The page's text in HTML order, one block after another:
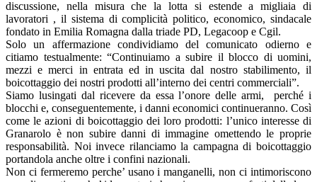
discussione, nella misura che la lotta si estende a migliaia di
lavoratori , il sistema di complicità politico, economico, sindacale
fondato in Emilia Romagna dalla triade PD, Legacoop e Cgil.
Solo un affermazione condividiamo del comunicato odierno e
citiamo testualmente: “Continuiamo a subire il blocco di uomini,
mezzi e merci in entrata ed in uscita dal nostro stabilimento, il
boicottaggio dei nostri prodotti all’interno dei centri commerciali”.
Siamo lusingati dal ricevere da essa l’onore delle armi, perché i
blocchi e, conseguentemente, i danni economici continueranno. Così
come le azioni di boicottaggio dei loro prodotti: l’unico interesse di
Granarolo è non subire danni di immagine omettendo le proprie
responsabilità. Noi invece rilanciamo la campagna di boicottaggio
portandola anche oltre i confini nazionali.
Non ci fermeremo perche’ usano i manganelli, non ci intimoriscono